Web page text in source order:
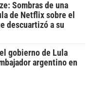
Sombras de una
de Netflix sobre el
descuartizó a su
gobierno de Lula
argentino en